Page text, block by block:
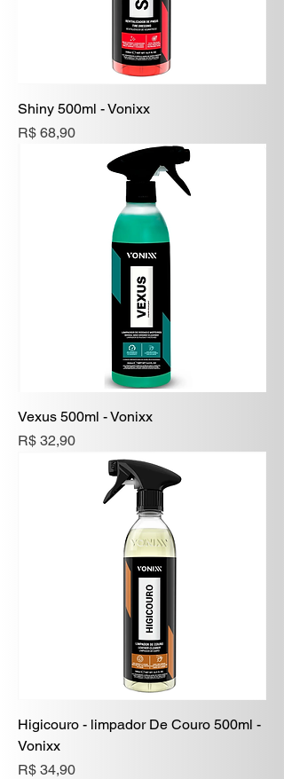
Shiny 500ml - Vonixx
Preço
R$ 68,90
Vexus 500ml - Vonixx
Preço
R$ 32,90
Higicouro - limpador De Couro 500ml -
Vonixx
Preço
R$ 34,90